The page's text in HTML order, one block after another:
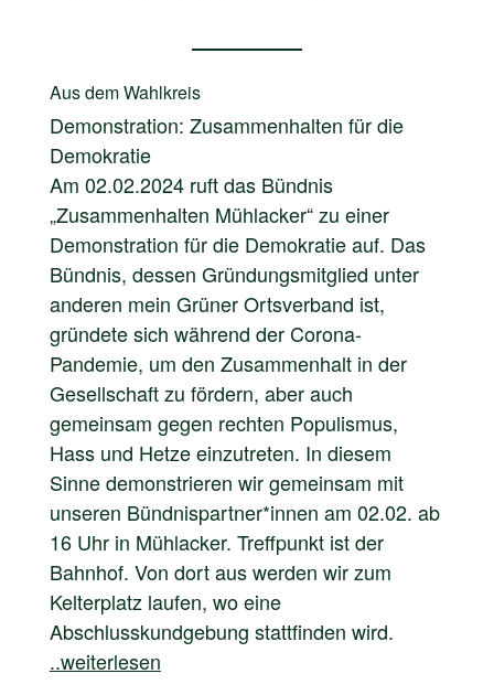
Aus demWahlkreis
Demonstration: Zusammenhalten für die
Demokratie
Am 02.02.2024 ruft das Bündnis
„Zusammenhalten Mühlacker“ zu einer
Demonstration für die Demokratie auf. Das
Bündnis, dessen Gründungsmitglied unter
anderen mein Grüner Ortsverband ist,
gründete sich während der Corona-
Pandemie, um den Zusammenhalt in der
Gesellschaft zu fördern, aber auch
gemeinsam gegen rechten Populismus,
Hass und Hetze einzutreten. In diesem
Sinne demonstrieren wir gemeinsam mit
unseren Bündnispartner*innen am 02.02. ab
16 Uhr in Mühlacker. Treffpunkt ist der
Bahnhof. Von dort aus werden wir zum
Kelterplatz laufen, wo eine
Abschlusskundgebung stattfinden wird.
..weiterlesen